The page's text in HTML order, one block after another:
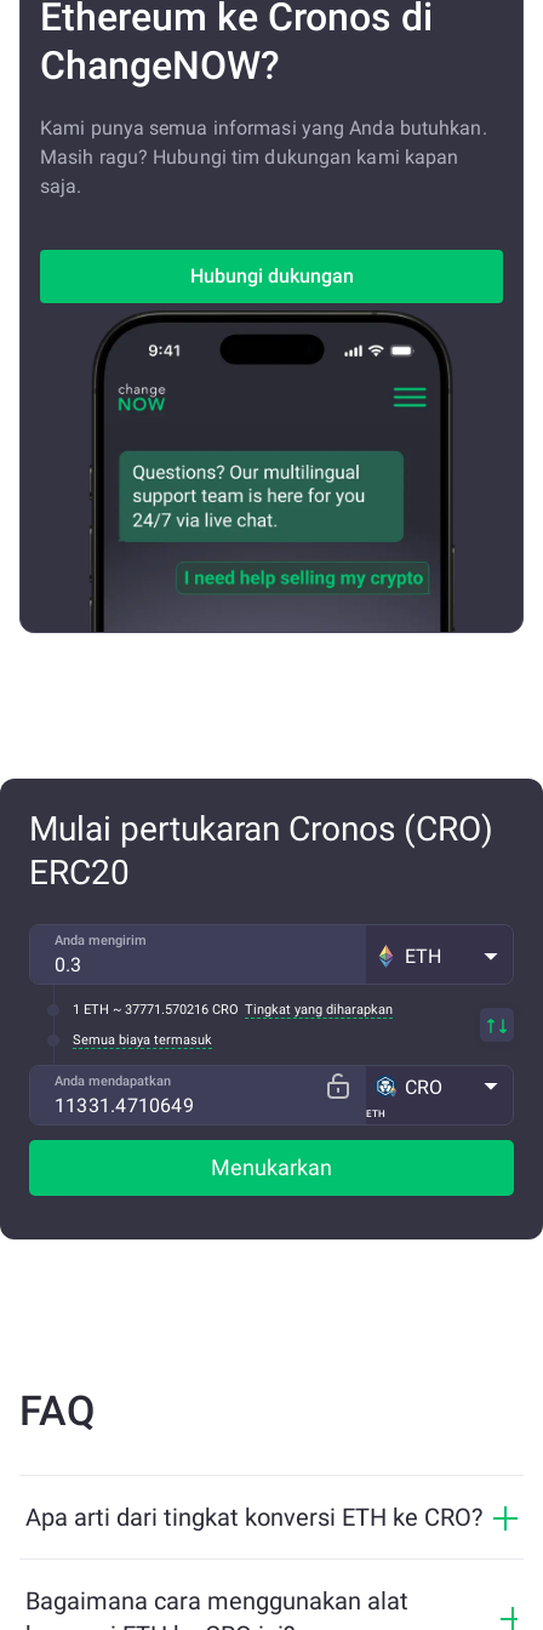
Ethereum ke Cronos di
ChangeNOW?
Kami punya semua informasi yang Anda butuhkan.
Masih ragu? Hubungi tim dukungan kami kapan
saja.
Hubungi dukungan
Mulai pertukaran Cronos (CRO)
ERC20
Anda mengirim
ETH
1 ETH ~ 37771.570216 CRO Tingkat yang diharapkan
Semua biaya termasuk
Anda mendapatkan
ETH
CRO
Menukarkan
FAQ
Apa arti dari tingkat konversi ETH ke CRO?
yang akan Anda terima sebagai pertukaran untuk ETH.
Tingkat ini berfluktuasi berdasarkan kondisi pasar,
Bagaimana cara menggunakan alat